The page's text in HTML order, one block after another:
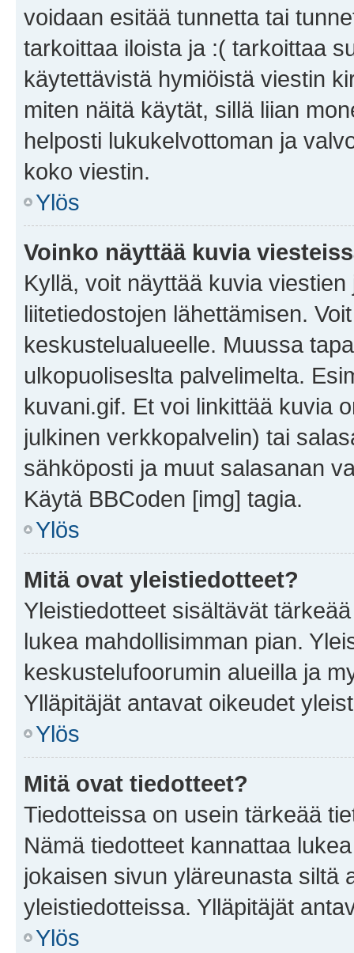
voidaan esitää tunnetta tai
tarkoittaa iloista ja :( tarkoittaa
käytettävistä hymiöistä viestin
miten näitä käytät, sillä liian
helposti lukukelvottoman ja
koko viestin.
Ylös
Voinko näyttää kuvia
Kyllä, voit näyttää kuvia
liitetiedostojen lähettämisen.
keskustelualueelle. Muussa
ulkopuoliseslta palvelimelta.
kuvani.gif. Et voi linkittää kuvia
julkinen verkkopalvelin) tai
sähköposti ja muut salasanan
Käytä BBCoden [img] tagia.
Ylös
Mitä ovat yleistiedotteet?
Yleistiedotteet sisältävät
lukea mahdollisimman pian.
keskustelufoorumin alueilla ja
Ylläpitäjät antavat oikeudet
Ylös
Mitä ovat tiedotteet?
Tiedotteissa on usein tärkeää
Nämä tiedotteet kannattaa
jokaisen sivun yläreunasta siltä
yleistiedotteissa. Ylläpitäjät
Ylös